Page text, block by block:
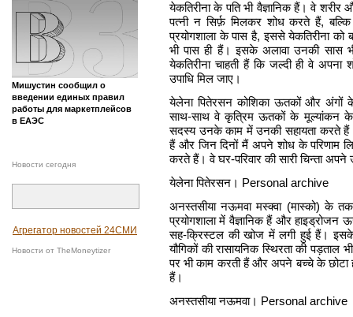
Мишустин сообщил о
введении единых правил
работы для маркетплейсов
в ЕАЭС
Новости сегодня
Агрегатор новостей 24СМИ
Новости от TheMoneytizer
येकतिरीना के पति भी वैज्ञानिक हैं। वे शरीर
पत्नी न सिर्फ़ मिलकर शोध करते हैं,
प्रयोगशाला के पास है, इससे येकतिरीना को
भी पास ही हैं। इसके अलावा उनकी
येकतिरीना चाहती हैं कि जल्दी ही वे
उपाधि मिल जाए।
येलेना पितेरसन कोशिका ऊतकों और अंगों
साथ-साथ वे कृत्रिम ऊतकों के मूल्यांकन
सदस्य उनके काम में उनकी सहायता करते
हैं और जिन दिनों मैं अपने शोध के परिणाम
करते हैं। वे घर-परिवार की सारी चिन्ता
येलेना पितेरसन। Personal archive
अनस्तसीया नऊमवा मस्क्वा (मास्को) के
प्रयोगशाला में वैज्ञानिक हैं और
सह-क्रिस्टल की खोज में लगी हुई हैं।
यौगिकों की रासायनिक स्थिरता की
पर भी काम करती हैं और अपने बच्चे के छोटा
हैं।
अनस्तसीया नऊमवा। Personal archive